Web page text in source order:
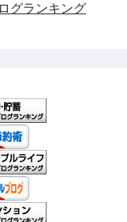
グランキング